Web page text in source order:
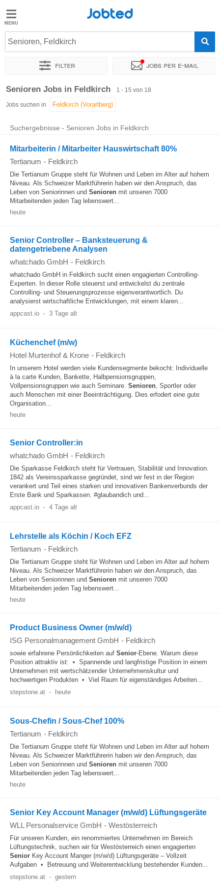
Jobted
Jobs
Jobted
Senioren, Feldkirch
Filter Jobs per e-mail
Sortieren nach Genauer Standort Unternehmen
Senioren Jobs in Feldkirch 1 - 15 von 18
Jobs suchen in
Suchergebnisse - Senioren Jobs in Feldkirch
Mitarbeiterin / Mitarbeiter Hauswirtschaft 80%
Tertianum - Feldkirch
Die Tertianum Gruppe steht für Wohnen und Leben im Alter auf hohem
Niveau. Als Schweizer Marktführerin haben wir den Anspruch, das
Leben von Seniorinnen und Senioren mit unseren 7000
Mitarbeitenden jeden Tag lebenswert...
heute
Senior Controller – Banksteuerung &
datengetriebene Analysen
whatchado GmbH - Feldkirch
whatchado GmbH in Feldkirch sucht einen engagierten Controlling-
Experten. In dieser Rolle steuerst und entwickelst du zentrale
Controlling- und Steuerungsprozesse eigenverantwortlich. Du
analysierst wirtschaftliche Entwicklungen, mit einem klaren...
appcast.io - 3 Tage alt
Küchenchef (m/w)
Hotel Murtenhof & Krone - Feldkirch
In unserem Hotel werden viele Kundensegmente bekocht: Individuelle
à la carte Kunden, Bankette, Halbpensionsgruppen,
Vollpensionsgruppen wie auch Seminare. Senioren, Sportler oder
auch Menschen mit einer Beeinträchtigung. Dies erfodert eine gute
Organisation...
heute
Senior Controller:in
whatchado GmbH - Feldkirch
Die Sparkasse Feldkirch steht für Vertrauen, Stabilität und Innovation.
1842 als Vereinssparkasse gegründet, sind wir fest in der Region
verankert und Teil eines starken und innovativen Bankenverbunds der
Erste Bank und Sparkassen. #glaubandich und...
appcast.io - 4 Tage alt
Lehrstelle als Köchin / Koch EFZ
Tertianum - Feldkirch
Die Tertianum Gruppe steht für Wohnen und Leben im Alter auf hohem
Niveau. Als Schweizer Marktführerin haben wir den Anspruch, das
Leben von Seniorinnen und Senioren mit unseren 7000
Mitarbeitenden jeden Tag lebenswert...
heute
Product Business Owner (m/w/d)
ISG Personalmanagement GmbH - Feldkirch
sowie erfahrene Persönlichkeiten auf Senior-Ebene. Warum diese
Position attraktiv ist: • Spannende und langfristige Position in einem
Unternehmen mit wertschätzender Unternehmenskultur und
hochwertigen Produkten • Viel Raum für eigenständiges Arbeiten...
stepstone.at - heute
Sous-Chefin / Sous-Chef 100%
Tertianum - Feldkirch
Die Tertianum Gruppe steht für Wohnen und Leben im Alter auf hohem
Niveau. Als Schweizer Marktführerin haben wir den Anspruch, das
Leben von Seniorinnen und Senioren mit unseren 7000
Mitarbeitenden jeden Tag lebenswert...
heute
Senior Key Account Manager (m/w/d) Lüftungsgeräte
WLL Personalservice GmbH - Westösterreich
Für unseren Kunden, ein renommiertes Unternehmen im Bereich
Lüftungstechnik, suchen wir für Westösterreich einen engagierten
Senior Key Account Manger (m/w/d) Lüftungsgeräte – Vollzeit
Aufgaben • Betreuung und Weiterentwicklung bestehender Kunden...
stepstone.at - gestern